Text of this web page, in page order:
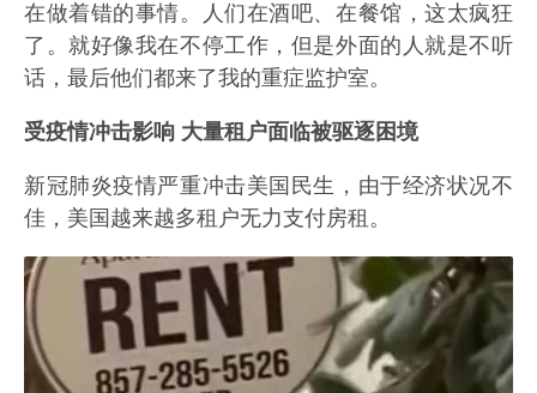
在做着错的事情。人们在酒吧、在餐馆，这太疯狂
了。就好像我在不停工作，但是外面的人就是不听
话，最后他们都来了我的重症监护室。
受疫情冲击影响 大量租户面临被驱逐困境
新冠肺炎疫情严重冲击美国民生，由于经济状况不
佳，美国越来越多租户无力支付房租。